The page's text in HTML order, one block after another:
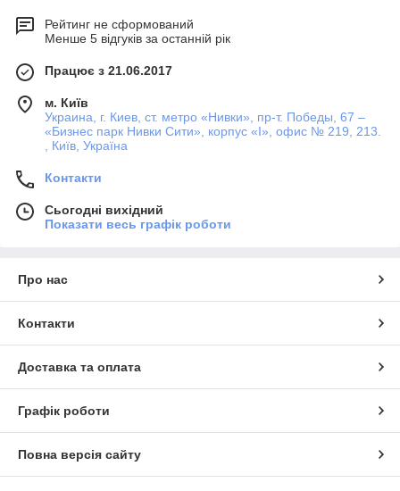
Рейтинг не сформований
Менше 5 відгуків за останній рік
Працює з 21.06.2017
м. Київ
Украина, г. Киев, ст. метро «Нивки», пр-т. Победы, 67 –
«Бизнес парк Нивки Сити», корпус «I», офис № 219, 213.
, Київ, Україна
Контакти
Сьогодні вихідний
Показати весь графік роботи
Про нас
Контакти
Доставка та оплата
Графік роботи
Повна версія сайту